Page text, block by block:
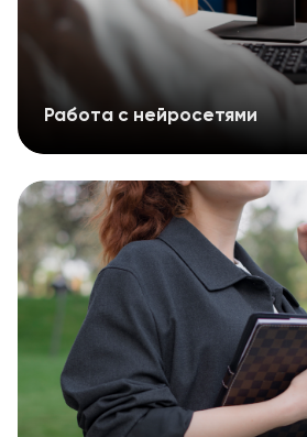
Работа с нейросетями